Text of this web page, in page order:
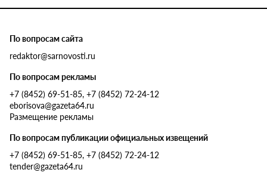
По вопросам сайта
redaktor@sarnovosti.ru
По вопросам рекламы
+7 (8452) 69-51-85, +7 (8452) 72-24-12
eborisova@gazeta64.ru
Размещение рекламы
По вопросам публикации официальных извещений
+7 (8452) 69-51-85, +7 (8452) 72-24-12
tender@gazeta64.ru